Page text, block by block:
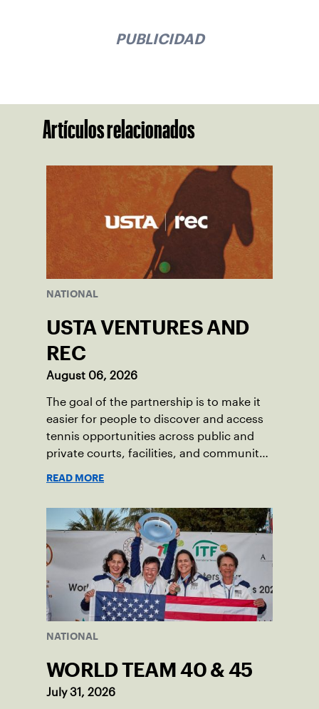
PUBLICIDAD
Artículos relacionados
NATIONAL
USTA VENTURES AND
REC
August 06, 2026
The goal of the partnership is to make it
easier for people to discover and access
tennis opportunities across public and
private courts, facilities, and community
READ MORE
NATIONAL
WORLD TEAM 40 & 45
July 31, 2026